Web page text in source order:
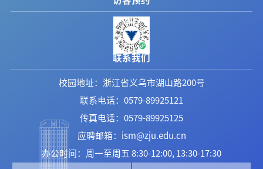
联系我们
校园地址：浙江省义乌市湖山路200号
联系电话：0579-89925121
传真电话：0579-89925125
应聘邮箱：ism@zju.edu.cn
办公时间：周一至周五 8:30-12:00, 13:30-17:30